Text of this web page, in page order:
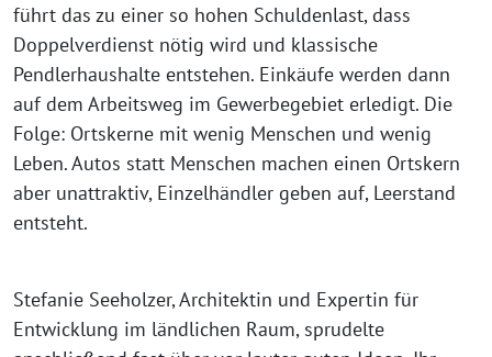
führt das zu einer so hohen Schuldenlast, dass
Doppelverdienst nötig wird und klassische
Pendlerhaushalte entstehen. Einkäufe werden dann
auf dem Arbeitsweg im Gewerbegebiet erledigt. Die
Folge: Ortskerne mit wenig Menschen und wenig
Leben. Autos statt Menschen machen einen Ortskern
aber unattraktiv, Einzelhändler geben auf, Leerstand
entsteht.
Stefanie Seeholzer, Architektin und Expertin für
Entwicklung im ländlichen Raum, sprudelte